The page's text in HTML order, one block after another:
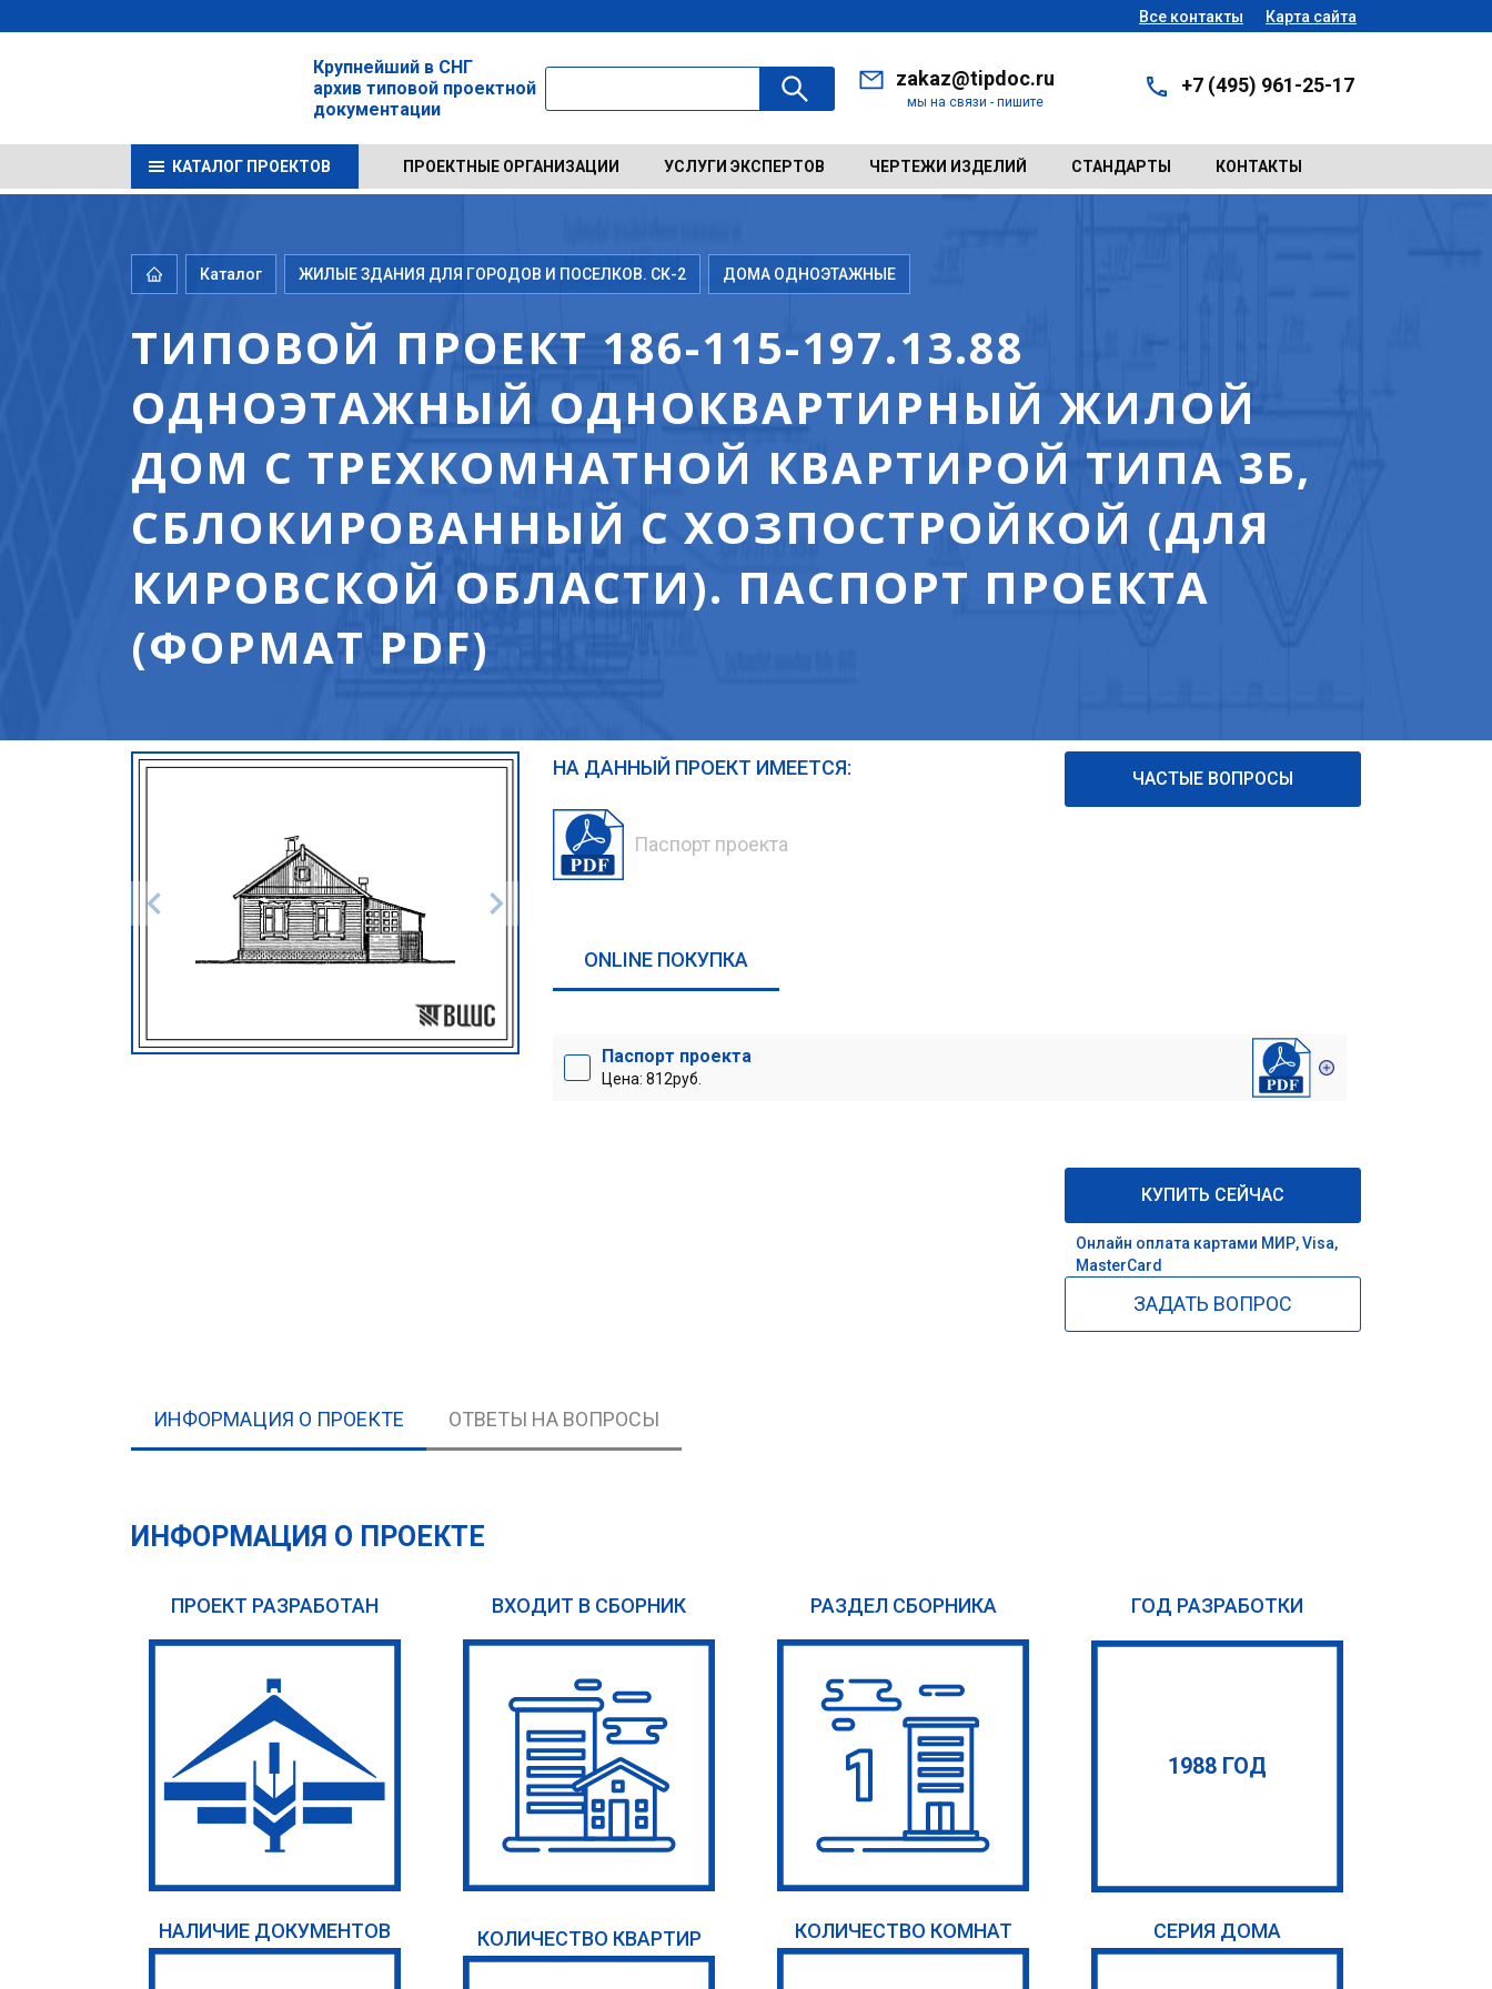
Все контакты Карта сайта
Крупнейший в СНГ
архив типовой проектной
документации
zakaz@tipdoc.ru
мы на связи - пишите
+7 (495) 961-25-17
КАТАЛОГ ПРОЕКТОВ ПРОЕКТНЫЕ ОРГАНИЗАЦИИ УСЛУГИ ЭКСПЕРТОВ ЧЕРТЕЖИ ИЗДЕЛИЙ СТАНДАРТЫ КОНТАКТЫ
Каталог ЖИЛЫЕ ЗДАНИЯ ДЛЯ ГОРОДОВ И ПОСЕЛКОВ. СК-2 ДОМА ОДНОЭТАЖНЫЕ
ТИПОВОЙ ПРОЕКТ 186-115-197.13.88
ОДНОЭТАЖНЫЙ ОДНОКВАРТИРНЫЙ ЖИЛОЙ
ДОМ С ТРЕХКОМНАТНОЙ КВАРТИРОЙ ТИПА 3Б,
СБЛОКИРОВАННЫЙ С ХОЗПОСТРОЙКОЙ (ДЛЯ
КИРОВСКОЙ ОБЛАСТИ). ПАСПОРТ ПРОЕКТА
(ФОРМАТ PDF)
НА ДАННЫЙ ПРОЕКТ ИМЕЕТСЯ:
Паспорт проекта
ЧАСТЫЕ ВОПРОСЫ
ONLINE ПОКУПКА
Паспорт проекта
Цена: 812руб.
КУПИТЬ СЕЙЧАС
Онлайн оплата картами МИР, Visa,
MasterCard
ЗАДАТЬ ВОПРОС
ИНФОРМАЦИЯ О ПРОЕКТЕ ОТВЕТЫ НА ВОПРОСЫ
ИНФОРМАЦИЯ О ПРОЕКТЕ
ПРОЕКТ РАЗРАБОТАН ВХОДИТ В СБОРНИК РАЗДЕЛ СБОРНИКА ГОД РАЗРАБОТКИ
1988 ГОД
НАЛИЧИЕ ДОКУМЕНТОВ КОЛИЧЕСТВО КВАРТИР КОЛИЧЕСТВО КОМНАТ СЕРИЯ ДОМА